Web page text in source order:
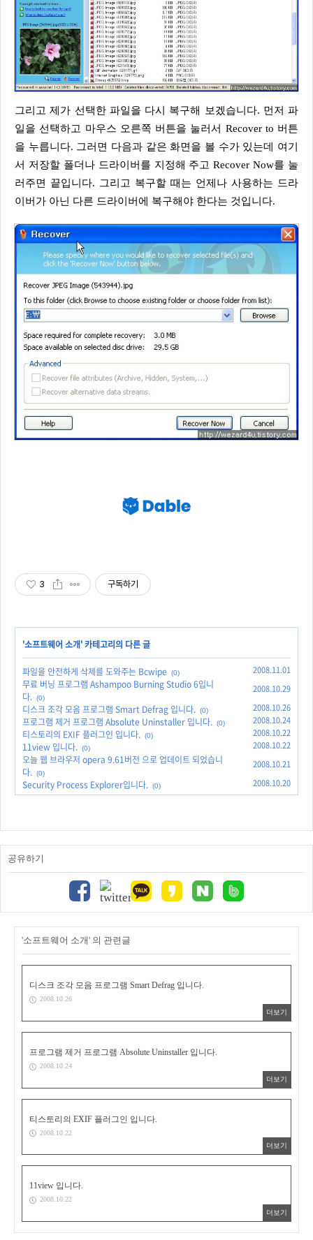
그리고 제가 선택한 파일을 다시 복구해 보겠습니다. 먼저 파
일을 선택하고 마우스 오른쪽 버튼을 눌러서 Recover to 버튼
을 누릅니다. 그러면 다음과 같은 화면을 볼 수가 있는데 여기
서 저장할 폴더나 드라이버를 지정해 주고 Recover Now를 눌
러주면 끝입니다. 그리고 복구할 때는 언제나 사용하는 드라
이버가 아닌 다른 드라이버에 복구해야 한다는 것입니다.
3 구독하기
'소프트웨어 소개' 카테고리의 다른 글
파일을 안전하게 삭제를 도와주는 Bcwipe (0) 2008.11.01
무료 버닝 프로그램 Ashampoo Burning Studio 6입니
다. (0)
2008.10.29
디스크 조각 모음 프로그램 Smart Defrag 입니다. (0) 2008.10.26
프로그램 제거 프로그램 Absolute Uninstaller 입니다. (0) 2008.10.24
티스토리의 EXIF 플러그인 입니다. (0) 2008.10.22
11view 입니다. (0) 2008.10.22
오늘 웹 브라우저 opera 9.61버전 으로 업데이트 되었습니
다. (0)
2008.10.21
Security Process Explorer입니다. (0) 2008.10.20
공유하기
'소프트웨어 소개' 의 관련글
디스크 조각 모음 프로그램 Smart Defrag 입니다.
2008.10.26
더보기
프로그램 제거 프로그램 Absolute Uninstaller 입니다.
2008.10.24
더보기
티스토리의 EXIF 플러그인 입니다.
2008.10.22
더보기
11view 입니다.
2008.10.22
더보기